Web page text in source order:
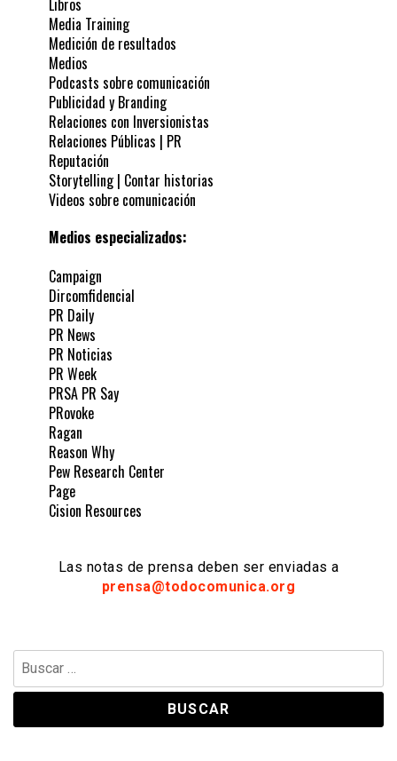
Media Training
Medición de resultados
Medios
Podcasts sobre comunicación
Publicidad y Branding
Relaciones con Inversionistas
Relaciones Públicas | PR
Reputación
Storytelling | Contar historias
Videos sobre comunicación
Medios especializados:
Campaign
Dircomfidencial
PR Daily
PR News
PR Noticias
PR Week
PRSA PR Say
PRovoke
Ragan
Reason Why
Pew Research Center
Page
Cision Resources
Las notas de prensa deben ser enviadas a
prensa@todocomunica.org
Buscar: